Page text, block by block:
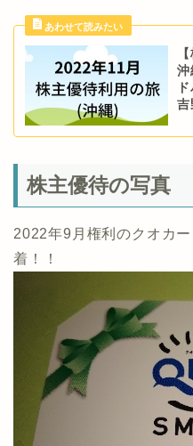
沖
吉
株主優待の写真
2022年9月権利のクオカ
着！！